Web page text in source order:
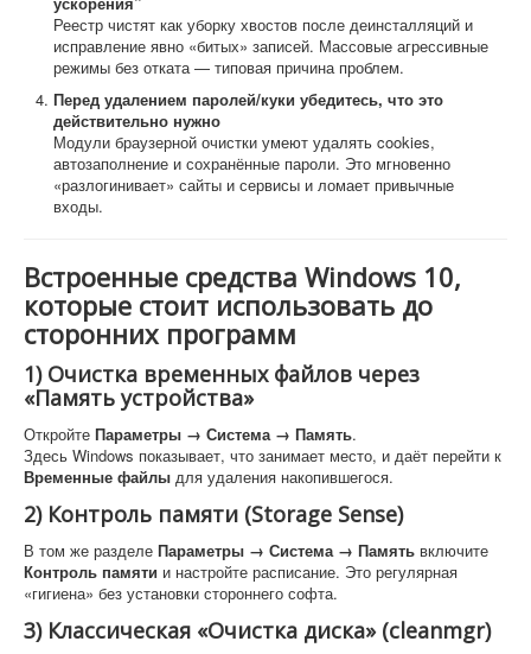
Реестр чистят как уборку хвостов после деинсталляций и
исправление явно «битых» записей. Массовые агрессивные
режимы без отката — типовая причина проблем.
Перед удалением паролей/куки убедитесь, что это
действительно нужно
Модули браузерной очистки умеют удалять cookies,
автозаполнение и сохранённые пароли. Это мгновенно
«разлогинивает» сайты и сервисы и ломает привычные
входы.
Встроенные средства Windows 10,
которые стоит использовать до
сторонних программ
1) Очистка временных файлов через
«Память устройства»
Откройте Параметры → Система → Память.
Здесь Windows показывает, что занимает место, и даёт перейти к
Временные файлы для удаления накопившегося.
2) Контроль памяти (Storage Sense)
В том же разделе Параметры → Система → Память включите
Контроль памяти и настройте расписание. Это регулярная
«гигиена» без установки стороннего софта.
3) Классическая «Очистка диска» (cleanmgr)